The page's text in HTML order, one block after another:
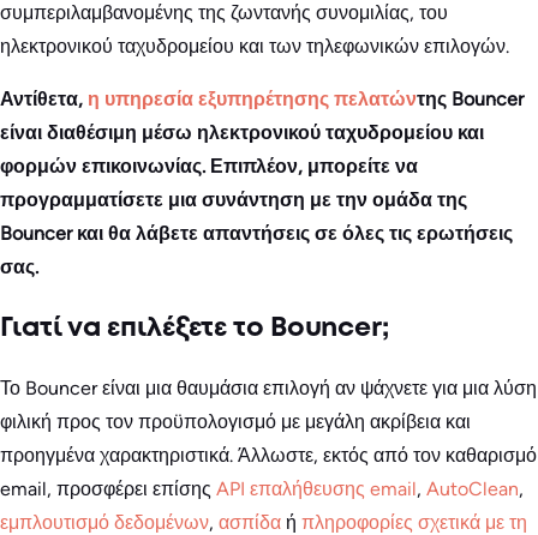
συμπεριλαμβανομένης της ζωντανής συνομιλίας, του
ηλεκτρονικού ταχυδρομείου και των τηλεφωνικών επιλογών.
Αντίθετα, η υπηρεσία εξυπηρέτησης πελατώντης Bouncer
είναι διαθέσιμη μέσω ηλεκτρονικού ταχυδρομείου και
φορμών επικοινωνίας. Επιπλέον, μπορείτε να
προγραμματίσετε μια συνάντηση με την ομάδα της
Bouncer και θα λάβετε απαντήσεις σε όλες τις ερωτήσεις
σας.
Γιατί να επιλέξετε το Bouncer;
Το Bouncer είναι μια θαυμάσια επιλογή αν ψάχνετε για μια λύση
φιλική προς τον προϋπολογισμό με μεγάλη ακρίβεια και
προηγμένα χαρακτηριστικά. Άλλωστε, εκτός από τον καθαρισμό
email, προσφέρει επίσης API επαλήθευσης email, AutoClean,
εμπλουτισμό δεδομένων, ασπίδα ή πληροφορίες σχετικά με τη